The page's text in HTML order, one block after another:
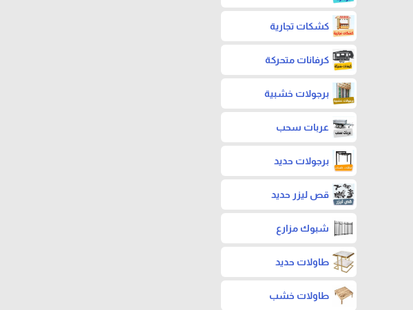
كشكات تجارية
كرفانات متحركة
برجولات خشبية
عربات سحب
برجولات حديد
قص ليزر حديد
شبوك مزارع
طاولات حديد
طاولات خشب